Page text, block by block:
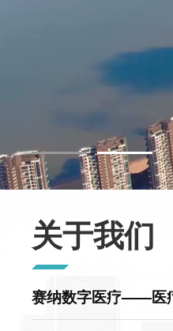
关于我们
赛纳数字医疗——医